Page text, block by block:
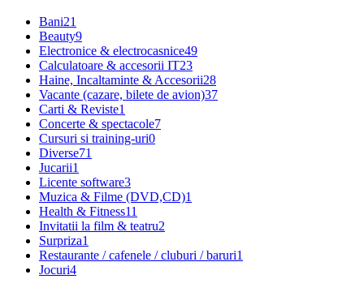
Bani21
Beauty9
Electronice & electrocasnice49
Calculatoare & accesorii IT23
Haine, Incaltaminte & Accesorii28
Vacante (cazare, bilete de avion)37
Carti & Reviste1
Concerte & spectacole7
Cursuri si training-uri0
Diverse71
Jucarii1
Licente software3
Muzica & Filme (DVD,CD)1
Health & Fitness11
Invitatii la film & teatru2
Surpriza1
Restaurante / cafenele / cluburi / baruri1
Jocuri4